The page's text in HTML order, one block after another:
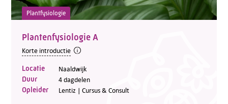
Plantfysiologie
Plantenfysiologie A
Korte introductie
Locatie Naaldwijk
Duur 4 dagdelen
Opleider Lentiz | Cursus & Consult